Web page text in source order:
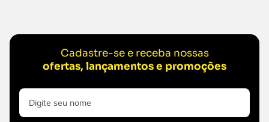
Cadastre-se e receba nossas
ofertas, lançamentos e promoções